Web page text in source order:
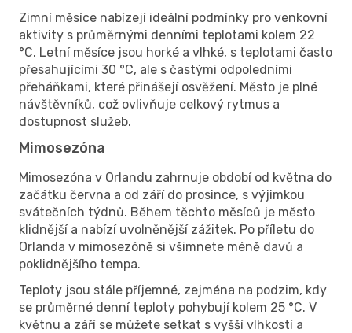
Zimní měsíce nabízejí ideální podmínky pro venkovní
aktivity s průměrnými denními teplotami kolem 22
°C. Letní měsíce jsou horké a vlhké, s teplotami často
přesahujícími 30 °C, ale s častými odpoledními
přeháňkami, které přinášejí osvěžení. Město je plné
návštěvníků, což ovlivňuje celkový rytmus a
dostupnost služeb.
Mimosezóna
Mimosezóna v Orlandu zahrnuje období od května do
začátku června a od září do prosince, s výjimkou
svátečních týdnů. Během těchto měsíců je město
klidnější a nabízí uvolněnější zážitek. Po příletu do
Orlanda v mimosezóně si všimnete méně davů a
poklidnějšího tempa.
Teploty jsou stále příjemné, zejména na podzim, kdy
se průměrné denní teploty pohybují kolem 25 °C. V
květnu a září se můžete setkat s vyšší vlhkostí a